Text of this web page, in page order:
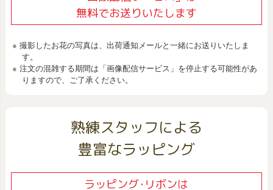
無料でお送りいたします
撮影したお花の写真は、出荷通知メールと一緒にお送りいたしま
す。
注文の混雑する期間は「画像配信サービス」を停止する可能性があ
りますので、ご了承ください。
熟練スタッフによる
豊富なラッピング
ラッピング･リボンは